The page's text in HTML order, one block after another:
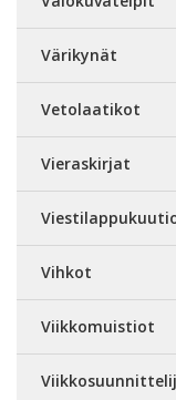
Värikynät
Vetolaatikot
Vieraskirjat
Vihkot
Viikkomuistiot